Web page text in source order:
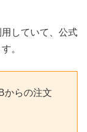
用していて、公式
。
からの注文